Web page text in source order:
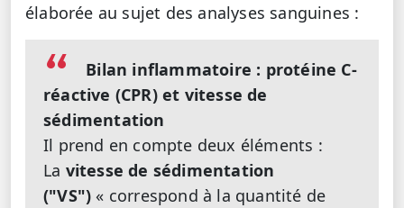
élaborée au sujet des analyses sanguines :
Bilan inflammatoire : protéine C-
réactive (CPR) et vitesse de
sédimentation
Il prend en compte deux éléments :
La vitesse de sédimentation
("VS")« correspond à la quantité de